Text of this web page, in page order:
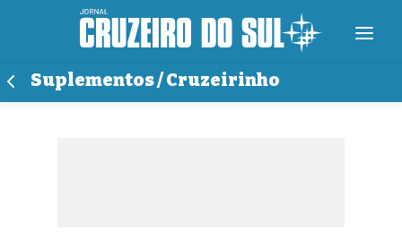
Suplementos / Cruzeirinho